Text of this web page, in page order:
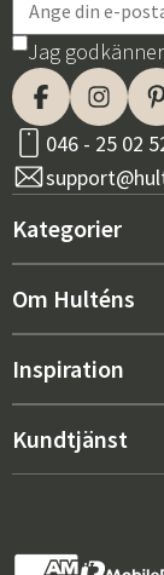
Jag godkänner
046 - 25 02
Kategorier
Nytt hos oss
Inredning
Utemöbler
Om Hulténs
Om Hulténs
Säljavdelning
Inspiration
Bästsäljare
Trendspaning:
Rätt dynor för
Kundtjänst
Köpvillkor